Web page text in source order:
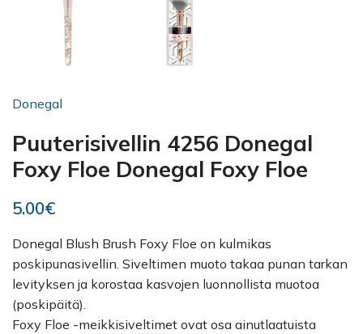
Donegal
Puuterisivellin 4256 Donegal
Foxy Floe Donegal Foxy Floe
5.00€
Donegal Blush Brush Foxy Floe on kulmikas
poskipunasivellin. Siveltimen muoto takaa punan tarkan
levityksen ja korostaa kasvojen luonnollista muotoa
(poskipäitä).
Foxy Floe -meikkisiveltimet ovat osa ainutlaatuista